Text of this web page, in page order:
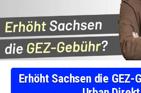
Erhöht Sachsen die GEZ-